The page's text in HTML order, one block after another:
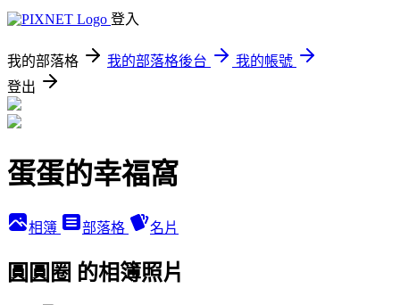
登入
我的部落格 我的部落格後台
我的帳號
登出
蛋蛋的幸福窩
相簿 部落格 名片
圓圓圈 的相簿照片